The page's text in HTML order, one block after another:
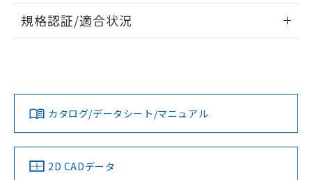
ログイン/会員登録
ダウンロードデータをご利用いただく前に、以下を必ずお読
みください。
ソフトウェアの使用条件
EU RoHS 注意事項・凡例
対応済み
中国 RoHS 注意事項・凡例
規格認証/適合状況
LR型式承認
（イギリス
船舶規格）
DNV型式承認
（ノルウェー
BV型式承認
（フランス
KR型式
（韓国
カタログ/データシート/マニュアル
2D CADデータ